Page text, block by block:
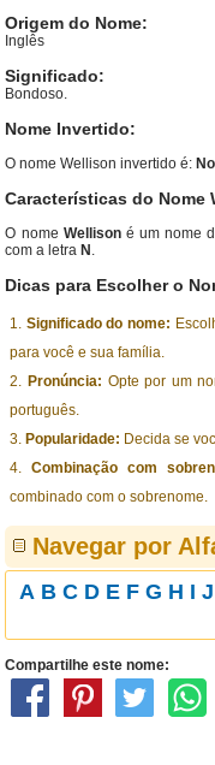
Origem do Nome:
Inglês
Significado:
Bondoso.
Nome Invertido:
O nome Wellison invertido é:
Características do Nome
O nome Wellisoné um nome
com a letra N .
Dicas para Escolher o
Significado do nome:
para você e sua família.
Pronúncia: Opte por um
português.
Popularidade: Decida se
Combinação com
combinado com o sobrenome.
Navegar por
A B C D E F G H I J
Compartilhe este nome: